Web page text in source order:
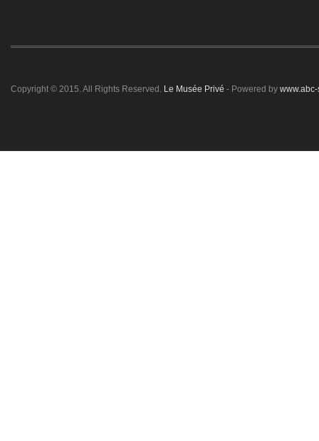
Copyright © 2015. All Rights Reserved. Le Musée Privé - Powered by